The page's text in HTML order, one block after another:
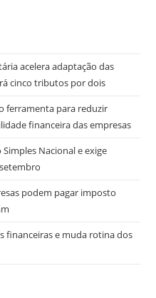
acelera adaptação das
cinco tributos por dois
ferramenta para reduzir
financeira das empresas
Nacional e exige
podem pagar imposto
financeiras e muda rotina dos